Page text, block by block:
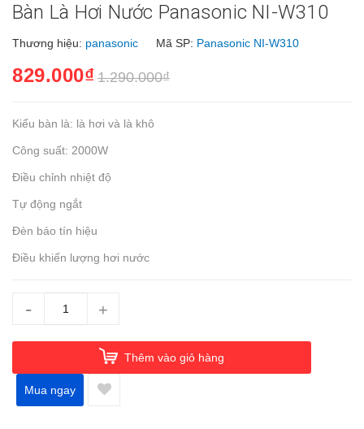
Bàn Là Hơi Nước Panasonic NI-W310
Thương hiệu: panasonic Mã SP: Panasonic NI-W310
829.000₫ 1.290.000₫
Kiểu bàn là: là hơi và là khô
Công suất: 2000W
Điều chỉnh nhiệt độ
Tự động ngắt
Đèn báo tín hiệu
Điều khiển lượng hơi nước
- +
Thêm vào giỏ hàng
Mua ngay